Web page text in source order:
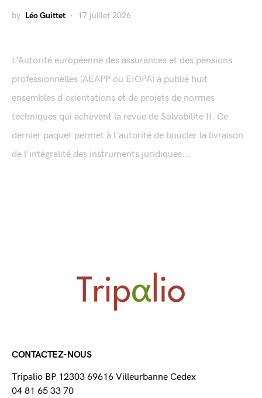
by Léo Guittet 17 juillet 2026
L'Autorité européenne des assurances et des pensions
professionnelles (AEAPP ou EIOPA) a publié huit
ensembles d'orientations et de projets de normes
techniques qui achèvent la revue de Solvabilité II. Ce
dernier paquet permet à l'autorité de boucler la livraison
de l'intégralité des instruments juridiques...
CONTACTEZ-NOUS
Tripalio BP 12303 69616 Villeurbanne Cedex
04 81 65 33 70